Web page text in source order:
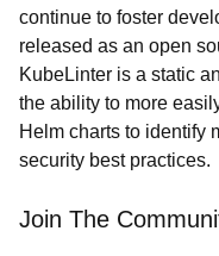
continue to foster
released as an open
KubeLinter is a static
the ability to more
Helm charts to identify
security best practices.
Join The